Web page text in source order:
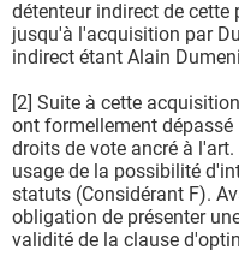
détenteur indirect de
jusqu'à l'acquisition par
indirect étant Alain
[2] Suite à cette
ont formellement
droits de vote ancré à
usage de la possibilité
statuts (Considérant F).
obligation de présenter
validité de la clause